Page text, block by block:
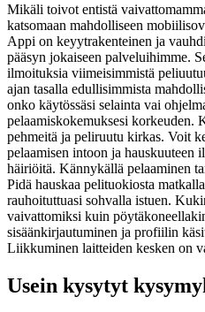
Mikäli toivot entistä
katsomaan mahdolliseen
Appi on keyytrakenteinen ja
pääsyn jokaiseen palveluihimme.
ilmoituksia viimeisimmistä
ajan tasalla edullisimmista
onko käytössäsi selainta vai
pelaamiskokemuksesi korkeuden.
pehmeitä ja peliruutu kirkas. Voit
pelaamisen intoon ja hauskuuteen
häiriöitä. Kännykällä pelaaminen
Pidä hauskaa pelituokiosta
rauhoituttuasi sohvalla istuen.
vaivattomiksi kuin
sisäänkirjautuminen ja profiilin
Liikkuminen laitteiden kesken on
Usein kysytyt